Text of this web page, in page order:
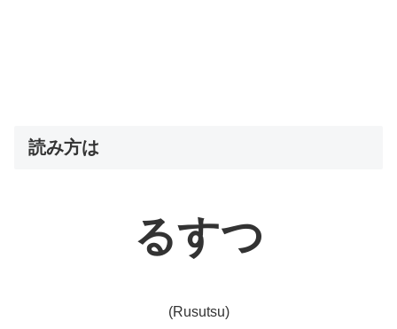
読み方は
るすつ
(Rusutsu)